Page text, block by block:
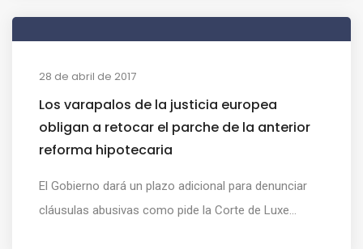
28 de abril de 2017
Los varapalos de la justicia europea
obligan a retocar el parche de la anterior
reforma hipotecaria
El Gobierno dará un plazo adicional para denunciar
cláusulas abusivas como pide la Corte de Luxe...